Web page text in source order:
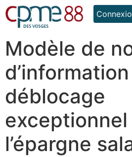
Modèle de
déblocage
exceptionnel
l’épargne